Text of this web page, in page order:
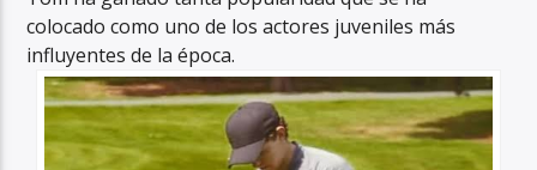
colocado como uno de los actores juveniles más
influyentes de la época.